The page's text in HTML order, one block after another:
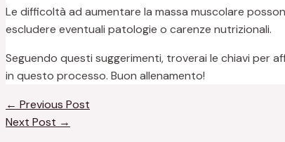
Le difficoltà ad aumentare la massa muscolare
escludere eventuali patologie o carenze nutrizionali.
Seguendo questi suggerimenti, troverai le chiavi per
in questo processo. Buon allenamento!
← Previous Post
Next Post →